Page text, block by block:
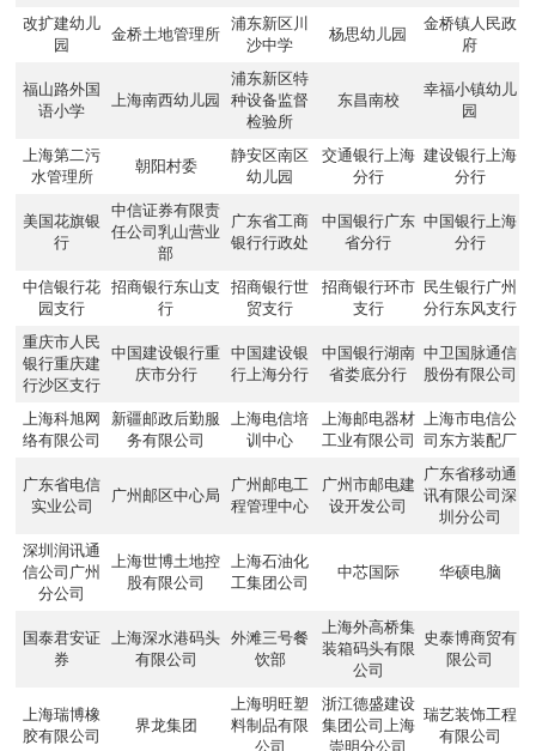
改扩建幼儿
园
金桥土地管理所
浦东新区川
沙中学
杨思幼儿园
金桥镇人民政
府
福山路外国
语小学
上海南西幼儿园
浦东新区特
种设备监督
检验所
东昌南校
幸福小镇幼儿
园
上海第二污
水管理所
朝阳村委
静安区南区
幼儿园
交通银行上海
分行
建设银行上海
分行
美国花旗银
行
中信证券有限责
任公司乳山营业
部
广东省工商
银行行政处
中国银行广东
省分行
中国银行上海
分行
中信银行花
园支行
招商银行东山支
行
招商银行世
贸支行
招商银行环市
支行
民生银行广州
分行东风支行
重庆市人民
银行重庆建
行沙区支行
中国建设银行重
庆市分行
中国建设银
行上海分行
中国银行湖南
省娄底分行
中卫国脉通信
股份有限公司
上海科旭网
络有限公司
新疆邮政后勤服
务有限公司
上海电信培
训中心
上海邮电器材
工业有限公司
上海市电信公
司东方装配厂
广东省电信
实业公司
广州邮区中心局
广州邮电工
程管理中心
广州市邮电建
设开发公司
广东省移动通
讯有限公司深
圳分公司
深圳润讯通
信公司广州
分公司
上海世博土地控
股有限公司
上海石油化
工集团公司
中芯国际 华硕电脑
国泰君安证
券
上海深水港码头
有限公司
外滩三号餐
饮部
上海外高桥集
装箱码头有限
公司
史泰博商贸有
限公司
上海瑞博橡
胶有限公司
界龙集团
上海明旺塑
料制品有限
公司
浙江德盛建设
集团公司上海
崇明分公司
瑞艺装饰工程
有限公司